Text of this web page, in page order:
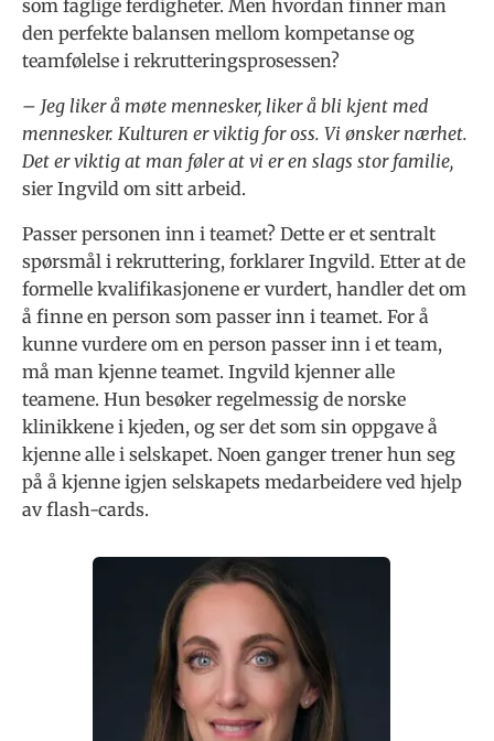
som faglige ferdigheter. Men hvordan finner man
den perfekte balansen mellom kompetanse og
teamfølelse i rekrutteringsprosessen?
– Jeg liker å møte mennesker, liker å bli kjent med
mennesker. Kulturen er viktig for oss. Vi ønsker nærhet.
Det er viktig at man føler at vi er en slags stor familie,
sier Ingvild om sitt arbeid.
Passer personen inn i teamet? Dette er et sentralt
spørsmål i rekruttering, forklarer Ingvild. Etter at de
formelle kvalifikasjonene er vurdert, handler det om
å finne en person som passer inn i teamet. For å
kunne vurdere om en person passer inn i et team,
må man kjenne teamet. Ingvild kjenner alle
teamene. Hun besøker regelmessig de norske
klinikkene i kjeden, og ser det som sin oppgave å
kjenne alle i selskapet. Noen ganger trener hun seg
på å kjenne igjen selskapets medarbeidere ved hjelp
av flash-cards.